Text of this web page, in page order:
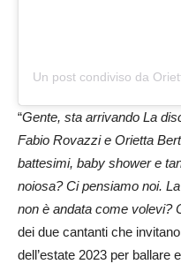
Un post condiviso da
“Gente, sta arrivando La
Fabio Rovazzi e Orietta
battesimi, baby shower e
noiosa? Ci pensiamo noi.
non è andata come volevi?
dei due cantanti che
dell’estate 2023 per ballare